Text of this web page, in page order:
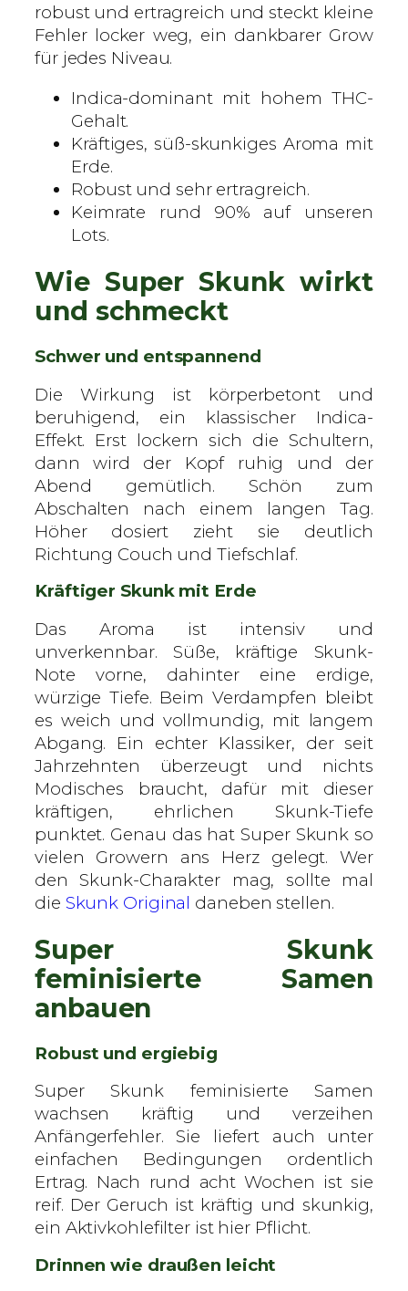
S
a
m
robust und ertragreich und steckt kleine
Fehler locker weg, ein dankbarer Grow
für jedes Niveau.
Indica-dominant mit hohem THC-
Gehalt.
Kräftiges, süß-skunkiges Aroma mit
Erde.
Robust und sehr ertragreich.
Keimrate rund 90% auf unseren
Lots.
Wie Super Skunk wirkt
und schmeckt
Schwer und entspannend
Die Wirkung ist körperbetont und
beruhigend, ein klassischer Indica-
Effekt. Erst lockern sich die Schultern,
dann wird der Kopf ruhig und der
Abend gemütlich. Schön zum
Abschalten nach einem langen Tag.
Höher dosiert zieht sie deutlich
Richtung Couch und Tiefschlaf.
Kräftiger Skunk mit Erde
Das Aroma ist intensiv und
unverkennbar. Süße, kräftige Skunk-
Note vorne, dahinter eine erdige,
würzige Tiefe. Beim Verdampfen bleibt
es weich und vollmundig, mit langem
Abgang. Ein echter Klassiker, der seit
Jahrzehnten überzeugt und nichts
Modisches braucht, dafür mit dieser
kräftigen, ehrlichen Skunk-Tiefe
punktet. Genau das hat Super Skunk so
vielen Growern ans Herz gelegt. Wer
den Skunk-Charakter mag, sollte mal
die Skunk Original daneben stellen.
Super Skunk
feminisierte Samen
anbauen
Robust und ergiebig
Super Skunk feminisierte Samen
wachsen kräftig und verzeihen
Anfängerfehler. Sie liefert auch unter
einfachen Bedingungen ordentlich
Ertrag. Nach rund acht Wochen ist sie
reif. Der Geruch ist kräftig und skunkig,
ein Aktivkohlefilter ist hier Pflicht.
Drinnen wie draußen leicht